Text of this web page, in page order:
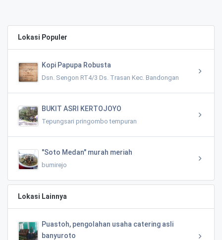
Lokasi Populer
Kopi Papupa Robusta
Dsn. Sengon RT4/3 Ds. Trasan Kec. Bandongan
BUKIT ASRI KERTOJOYO
Tepungsari pringombo tempuran
"Soto Medan" murah meriah
bumirejo
Lokasi Lainnya
Puastoh, pengolahan usaha catering asli
banyuroto